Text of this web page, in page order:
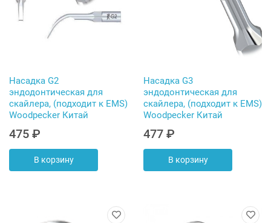
Насадка G2
эндодонтическая для
скайлера, (подходит к EMS)
Woodpecker Китай
475 ₽
В корзину
Насадка G3
эндодонтическая для
скайлера, (подходит к EMS)
Woodpecker Китай
477 ₽
В корзину